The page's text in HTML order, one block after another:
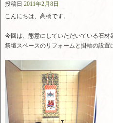
投稿日 2011年2月8日
こんにちは、高橋です。
今回は、懇意にしていただいている石材
祭壇スペースのリフォームと掛軸の設置